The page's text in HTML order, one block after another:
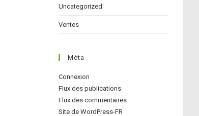
Uncategorized
Ventes
Méta
Connexion
Flux des publications
Flux des commentaires
Site de WordPress-FR